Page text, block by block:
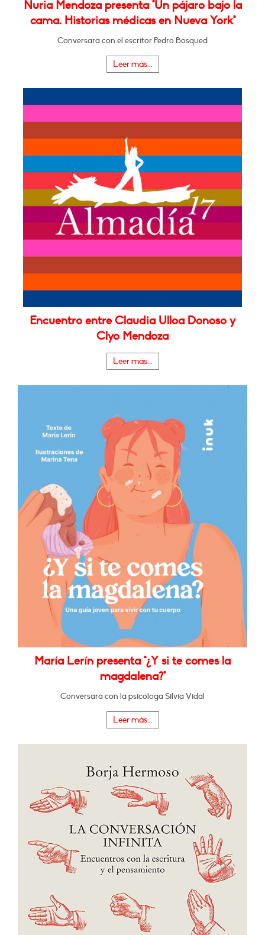
Nuria Mendoza presenta "Un pájaro bajo la
cama. Historias médicas en Nueva York"
Conversará con el escritor Pedro Bosqued
Leer más...
Encuentro entre Claudia Ulloa Donoso y
Clyo Mendoza
Leer más...
María Lerín presenta "¿Y si te comes la
magdalena?"
Conversará con la psicóloga Silvia Vidal
Leer más...